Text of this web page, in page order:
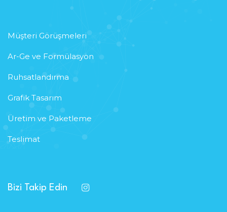
Müşteri Görüşmeleri
Ar-Ge ve Formülasyon
Ruhsatlandırma
Grafik Tasarım
Üretim ve Paketleme
Teslimat
Bizi Takip Edin